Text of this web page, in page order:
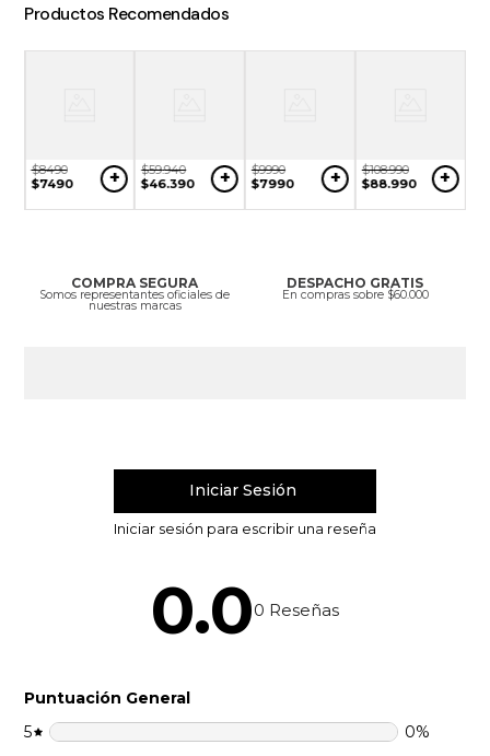
Productos Recomendados
$8490
$7490 + $59.940
$46.390 + $9990
$7990 + $108.990
$88.990 +
COMPRA SEGURA
Somos representantes oficiales de
nuestras marcas
DESPACHO GRATIS
En compras sobre $60.000
0.00 Reseñas
Puntuación General
5
0%